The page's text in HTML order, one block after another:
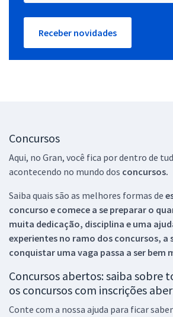
Receber novidades
Concursos
Aqui, no Gran, você fica por dentro de
acontecendo no mundo dos concursos.
Saiba quais são as melhores formas de
concurso e comece a se preparar o
muita dedicação, disciplina e uma
experientes no ramo dos concursos, a
conquistar uma vaga passa a ser bem
Concursos abertos: saiba sobre
os concursos com inscrições
Conte com a nossa ajuda para ficar